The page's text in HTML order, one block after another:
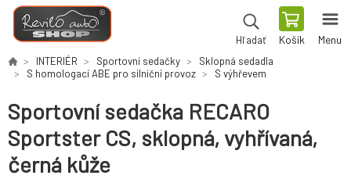
Hľadať Košík Menu
INTERIÉR Sportovní sedačky
Sklopná sedadla
S homologací ABE pro silniční provoz
S výhřevem
Sportovní sedačka RECARO
Sportster CS, sklopná, vyhřívaná,
černá kůže